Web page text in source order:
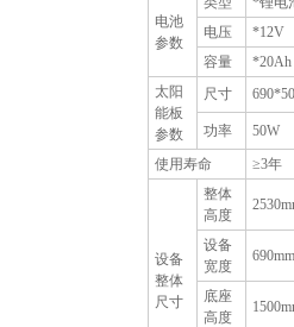
电池
参数
电压
*12V
容量
*20Ah
太阳
能板
参数
尺寸
功率
50W
使用寿命
≥3年
设备
整体
尺寸
整体
高度
设备
宽度
底座
高度